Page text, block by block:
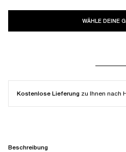
WÄHLE DEINE
Kostenlose Lieferung zu Ihnen nach
Beschreibung